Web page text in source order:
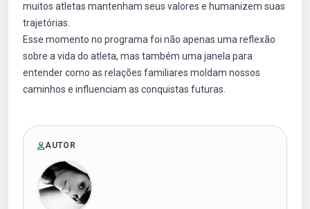
muitos atletas mantenham seus valores e humanizem suas
trajetórias.
Esse momento no programa foi não apenas uma reflexão
sobre a vida do atleta, mas também uma janela para
entender como as relações familiares moldam nossos
caminhos e influenciam as conquistas futuras.
AUTOR